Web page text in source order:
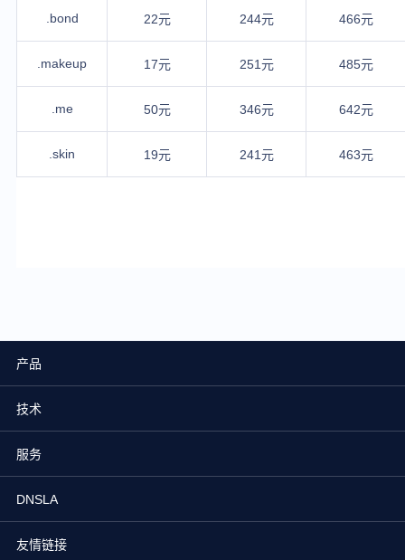
.bond 22元 244元 466元
.makeup 17元 251元 485元
.me 50元 346元 642元
.skin 19元 241元 463元
产品
技术
服务
DNSLA
友情链接